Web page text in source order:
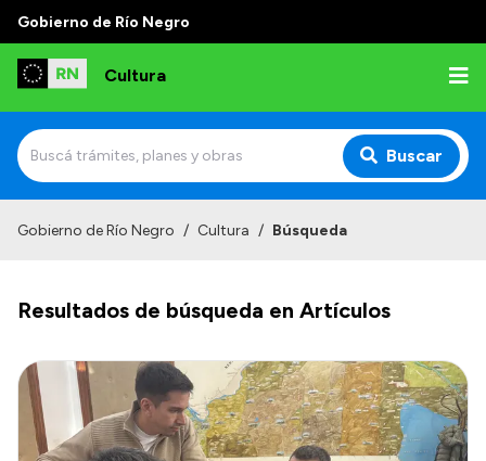
Gobierno de Río Negro
Cultura
Buscar
Funciones
Autoridades
Delegaciones
Normativa
Gobierno de Río Negro / Cultura / Búsqueda
Resultados de búsqueda en Artículos